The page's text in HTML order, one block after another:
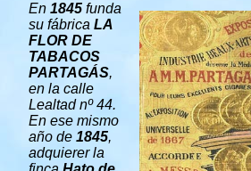
En 1845 funda
su fábrica LA
FLOR DE
TABACOS
PARTAGÁS,
en la calle
Lealtad nº 44.
En ese mismo
año de 1845,
adquierer la